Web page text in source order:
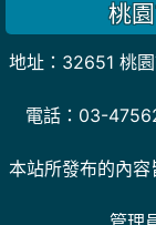
桃
地址：32651 桃
電話：03-
本站所發布的內